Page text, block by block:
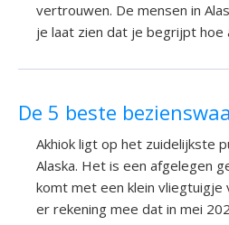
vertrouwen. De mensen in
je laat zien dat je begrijpt hoe
De 5 beste
Akhiok ligt op het zuidelijkste
Alaska. Het is een afgelegen
komt met een klein vliegtuigje
er rekening mee dat in mei